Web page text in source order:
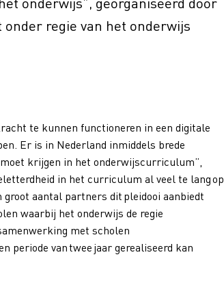
onder regie van het onderwijs
te kunnen functioneren in een digitale
Er is in Nederland inmiddels brede
krijgen in het onderwijscurriculum”,
in het curriculum al veel te lang op
aantal partners dit pleidooi aanbiedt
waarbij het onderwijs de regie
met scholen
periode van twee jaar gerealiseerd kan